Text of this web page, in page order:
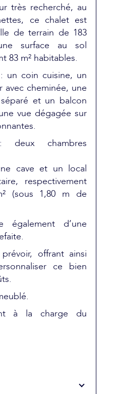
très recherché, au
ce chalet est
de terrain de 183
surface au sol
83 m² habitables.
un coin cuisine, un
avec cheminée, une
et un balcon
vue dégagée sur
chambres
cave et un local
respectivement
(sous 1,80 m de
également d’une
offrant ainsi
ce bien
à la charge du